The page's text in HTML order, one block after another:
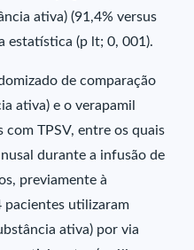
ativa) (91,4% versus
estatística (p lt; 0, 001).
de comparação
ativa) e o verapamil
TPSV, entre os quais
durante a infusão de
previamente à
pacientes utilizaram
ativa) por via